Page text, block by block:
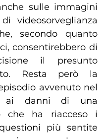
sulle immagini
videosorveglianza
secondo quanto
consentirebbero di
il presunto
Resta però la
avvenuto nel
ai danni di una
che ha riacceso i
più sentite